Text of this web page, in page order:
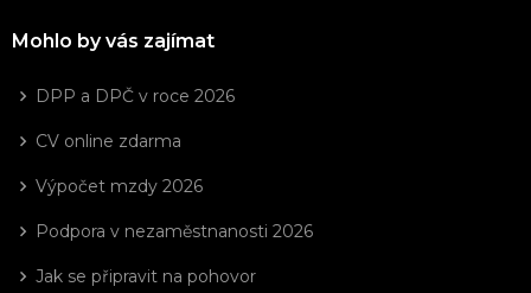
Mohlo by vás zajímat
DPP a DPČ v roce 2026
CV online zdarma
Výpočet mzdy 2026
Podpora v nezaměstnanosti 2026
Jak se připravit na pohovor